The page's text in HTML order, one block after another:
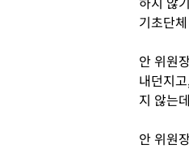
기초단
안 위원
내던지
지 않는
안 위원